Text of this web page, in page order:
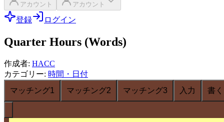
アカウント アカウント
登録 ログイン
Quarter Hours (Words)
作成者: HACC
カテゴリー: 時間・日付
マッチング1
マッチング2 マッチング3 入力 書く